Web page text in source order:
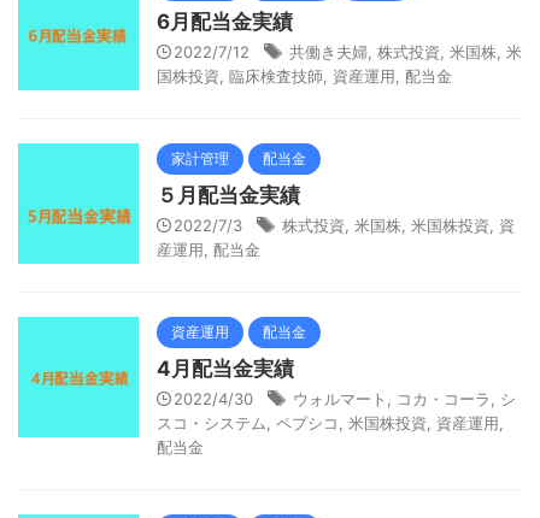
6月配当金実績
2022/7/12 共働き夫婦 株式投資 米国株 米
国株投資 臨床検査技師 資産運用 配当金
家計管理 配当金
５月配当金実績
2022/7/3 株式投資 米国株 米国株投資
資
産運用 配当金
資産運用 配当金
4月配当金実績
2022/4/30 ウォルマート コカ・コーラ
シ
スコ・システム
ペプシコ 米国株投資 資産運用
配当金